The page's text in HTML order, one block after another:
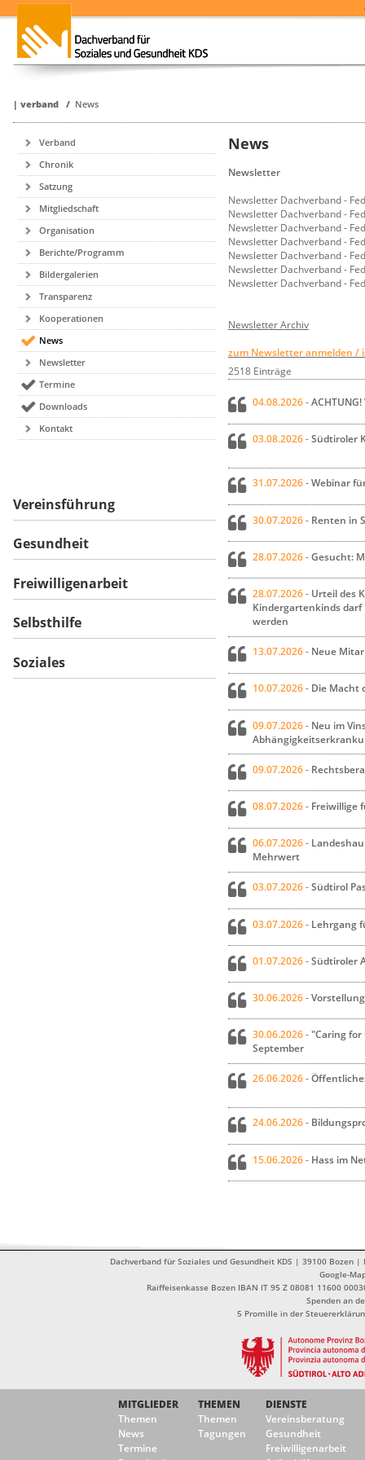
| verband / News
Verband
Chronik
Satzung
Mitgliedschaft
Organisation
Berichte/Programm
Bildergalerien
Transparenz
Kooperationen
News
Newsletter
Termine
Downloads
Kontakt
Vereinsführung
Gesundheit
Freiwilligenarbeit
Selbsthilfe
Soziales
News
Newsletter
Newsletter Dachverband -
Newsletter Dachverband -
Newsletter Dachverband -
Newsletter Dachverband -
Newsletter Dachverband -
Newsletter Dachverband -
Newsletter Dachverband -
Newsletter Archiv
zum Newsletter anmelden /
2518 Einträge
04.08.2026-
03.08.2026-Südtiroler
31.07.2026-Webinar
30.07.2026- Renten in
28.07.2026-Gesucht:
28.07.2026- Urteil des
Kindergartenkinds
werden
13.07.2026- Neue
10.07.2026- Die Macht
09.07.2026- Neu im
09.07.2026-
08.07.2026- Freiwillige
06.07.2026-
Mehrwert
03.07.2026-Südtirol
03.07.2026- Lehrgang
01.07.2026-Südtiroler
30.06.2026-
30.06.2026-"Caring for
September
26.06.2026-
24.06.2026-
15.06.2026- Hass im
Dachverband für Soziales und Gesundheit KDS | 39100
Google-
Raiffeisenkasse Bozen IBAN IT 95 Z 08081 11600
Spenden an
5 Promille in der
MITGLIEDER
Themen
News
Termine
THEMEN
Themen
Tagungen
DIENSTE
Vereinsberatung
Gesundheit
Freiwilligenarbeit